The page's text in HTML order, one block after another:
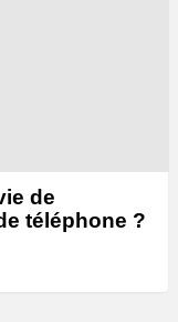
de
téléphone ?